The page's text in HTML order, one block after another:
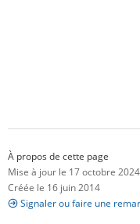
À propos de cette page
Mise à jour le 17 octobre 2024
Créée le 16 juin 2014
Signaler ou faire une